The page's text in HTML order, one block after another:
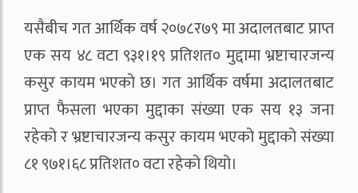
यसैबीच गत आर्थिक वर्ष २०७८र७९ मा अदालतबाट प्राप्त
एक सय ४८ वटा ९३१।१९ प्रतिशत० मुद्दामा भ्रष्टाचारजन्य
कसुर कायम भएको छ। गत आर्थिक वर्षमा अदालतबाट
प्राप्त फैसला भएका मुद्दाका संख्या एक सय १३ जना
रहेको र भ्रष्टाचारजन्य कसुर कायम भएको मुद्दाको संख्या
८१ ९७१।६८ प्रतिशत० वटा रहेको थियो।